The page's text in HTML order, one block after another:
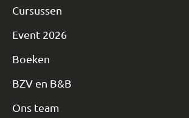
Cursussen
Event 2026
Boeken
BZV en B&B
Ons team